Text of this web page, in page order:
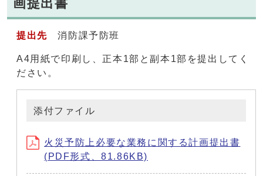
画提出書
提出先消防課予防班
A4用紙で印刷し、正本1部と副本1部を提出してく
ださい。
添付ファイル
火災予防上必要な業務に関する計画提出書
(PDF形式、81.86KB)